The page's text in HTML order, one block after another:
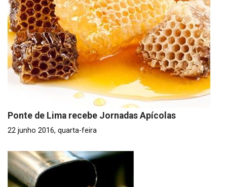
Ponte de Lima recebe Jornadas Apícolas
22 junho 2016, quarta-feira